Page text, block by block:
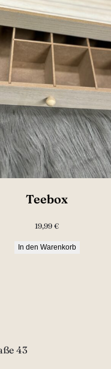
Teebox
19,99 €
In den Warenkorb
43